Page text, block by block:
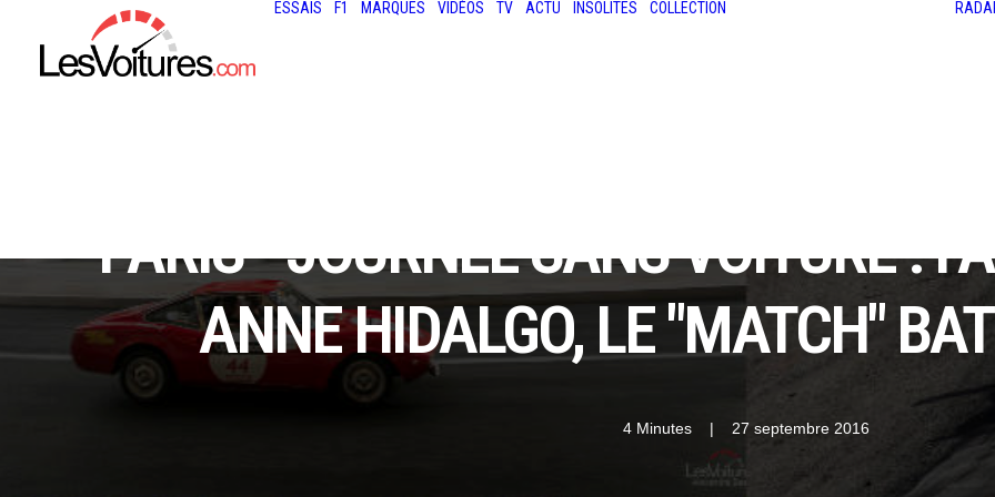
ESSAIS F1 MARQUES VIDÉOS TV ACTU INSOLITES COLLECTION
PARIS - JOURNÉE SANS VOITURE :
ANNE HIDALGO, LE "MATCH"
4 Minutes | 27 septembre 2016